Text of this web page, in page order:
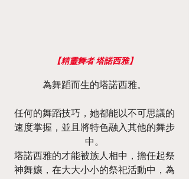
【精靈舞者 塔諾西雅】
為舞蹈而生的塔諾西雅。
任何的舞蹈技巧，她都能以不可思議的
速度掌握，並且將特色融入其他的舞步
中。
塔諾西雅的才能被族人相中，擔任起祭
神舞孃，在大大小小的祭祀活動中，為